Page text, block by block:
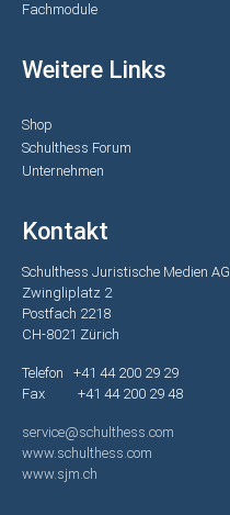
Fachmodule
Weitere Links
Shop
Schulthess Forum
Unternehmen
Kontakt
Schulthess Juristische Medien AG
Zwingliplatz 2
Postfach 2218
CH-8021 Zürich
Telefon +41 44 200 29 29
Fax +41 44 200 29 48
service@schulthess.com
www.schulthess.com
www.sjm.ch